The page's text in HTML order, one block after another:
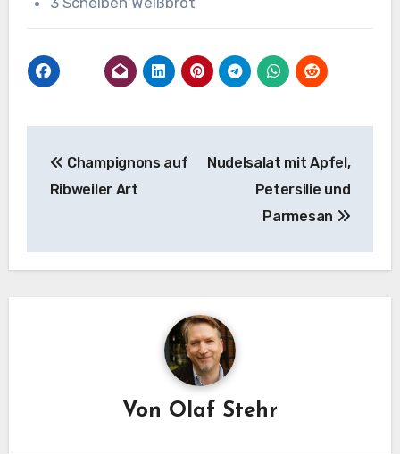
Champignons auf
Ribweiler Art
Nudelsalat mit Apfel,
Petersilie und
Parmesan
Von Olaf Stehr